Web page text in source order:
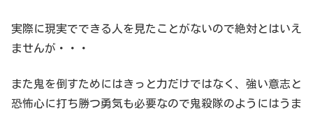
実際に現実でできる人を見たことがないので絶対とはいえ
ませんが・・・
また鬼を倒すためにはきっと力だけではなく、強い意志と
恐怖心に打ち勝つ勇気も必要なので鬼殺隊のようにはうま